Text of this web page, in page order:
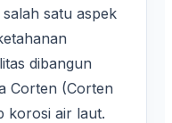
salah satu aspek
dibangun
Corten (Corten
korosi air laut.